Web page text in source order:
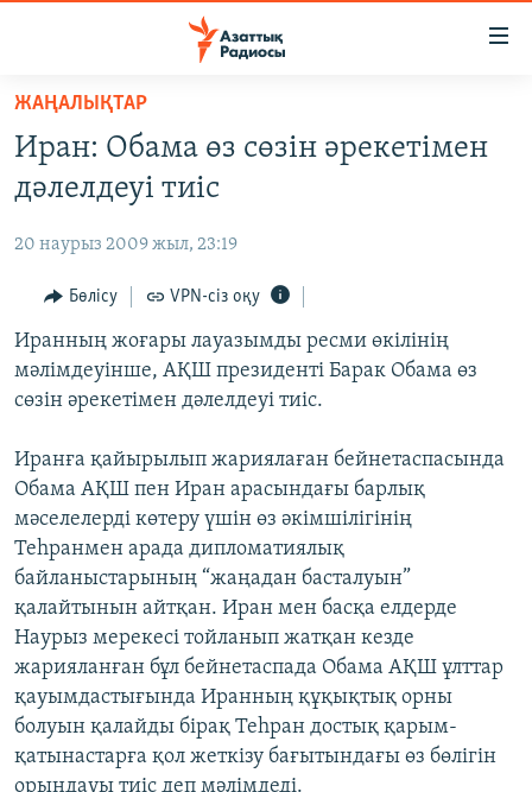
Skip
main
content
to
Navigation
Skip
to
Search
ЖАҢАЛЫҚТАР
САЯСАТ
ҚАҢТАР ОҚИҒАСЫ
АДАМ ҚҰҚЫҚТАРЫ
ӘЛЕУМЕТ
ӘЛЕМ
Русский
ЖАЗЫЛЫҢЫЗ
Басқа тілдерде
ЖАҢАЛЫҚТАР
Иран: Обама өз сөзін әрекетімен
дәлелдеуі тиіс
20 наурыз 2009 жыл, 23:19
Бөлісу VPN-сіз оқу
Иранның жоғары лауазымды ресми өкілінің
мәлімдеуінше, АҚШ президенті Барак Обама өз
сөзін әрекетімен дәлелдеуі тиіс.
Иранға қайырылып жариялаған бейнетаспасында
Обама АҚШ пен Иран арасындағы барлық
мәселелерді көтеру үшін өз әкімшілігінің
Теһранмен арада дипломатиялық
байланыстарының “жаңадан басталуын”
қалайтынын айтқан. Иран мен басқа елдерде
Наурыз мерекесі тойланып жатқан кезде
жарияланған бұл бейнетаспада Обама АҚШ ұлттар
қауымдастығында Иранның құқықтық орны
болуын қалайды бірақ Теһран достық қарым-
қатынастарға қол жеткізу бағытындағы өз бөлігін
орындауы тиіс деп мәлімдеді.